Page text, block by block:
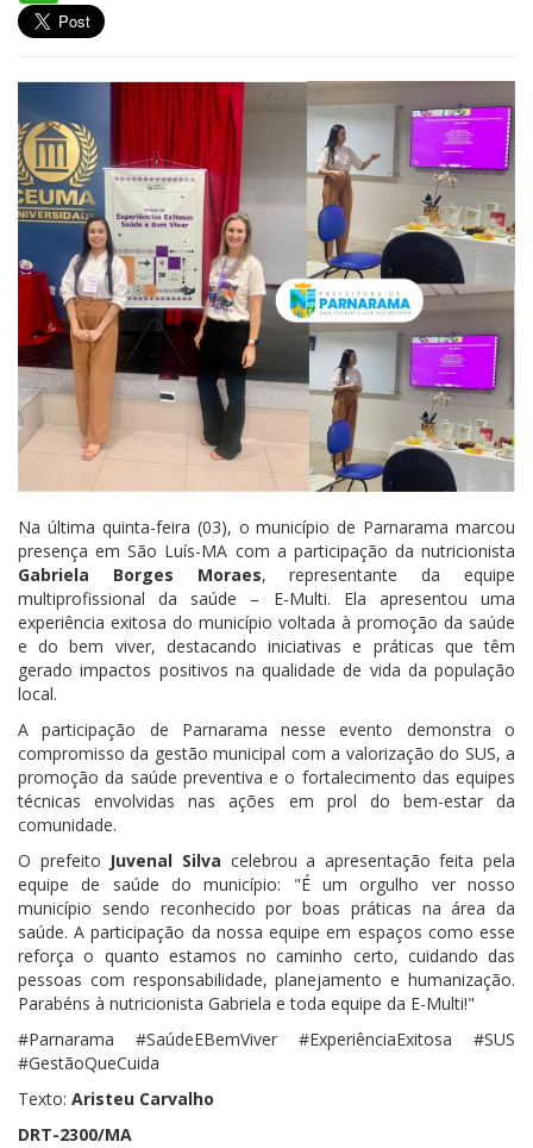
Na última quinta-feira (03), o município de Parnarama marcou
presença em São Luís-MA com a participação da nutricionista
Gabriela Borges Moraes, representante da equipe
multiprofissional da saúde – E-Multi. Ela apresentou uma
experiência exitosa do município voltada à promoção da saúde
e do bem viver, destacando iniciativas e práticas que têm
gerado impactos positivos na qualidade de vida da população
local.
A participação de Parnarama nesse evento demonstra o
compromisso da gestão municipal com a valorização do SUS, a
promoção da saúde preventiva e o fortalecimento das equipes
técnicas envolvidas nas ações em prol do bem-estar da
comunidade.
O prefeito Juvenal Silva celebrou a apresentação feita pela
equipe de saúde do município: "É um orgulho ver nosso
município sendo reconhecido por boas práticas na área da
saúde. A participação da nossa equipe em espaços como esse
reforça o quanto estamos no caminho certo, cuidando das
pessoas com responsabilidade, planejamento e humanização.
Parabéns à nutricionista Gabriela e toda equipe da E-Multi!"
#Parnarama #SaúdeEBemViver #ExperiênciaExitosa #SUS
#GestãoQueCuida
Texto: Aristeu Carvalho
DRT-2300/MA